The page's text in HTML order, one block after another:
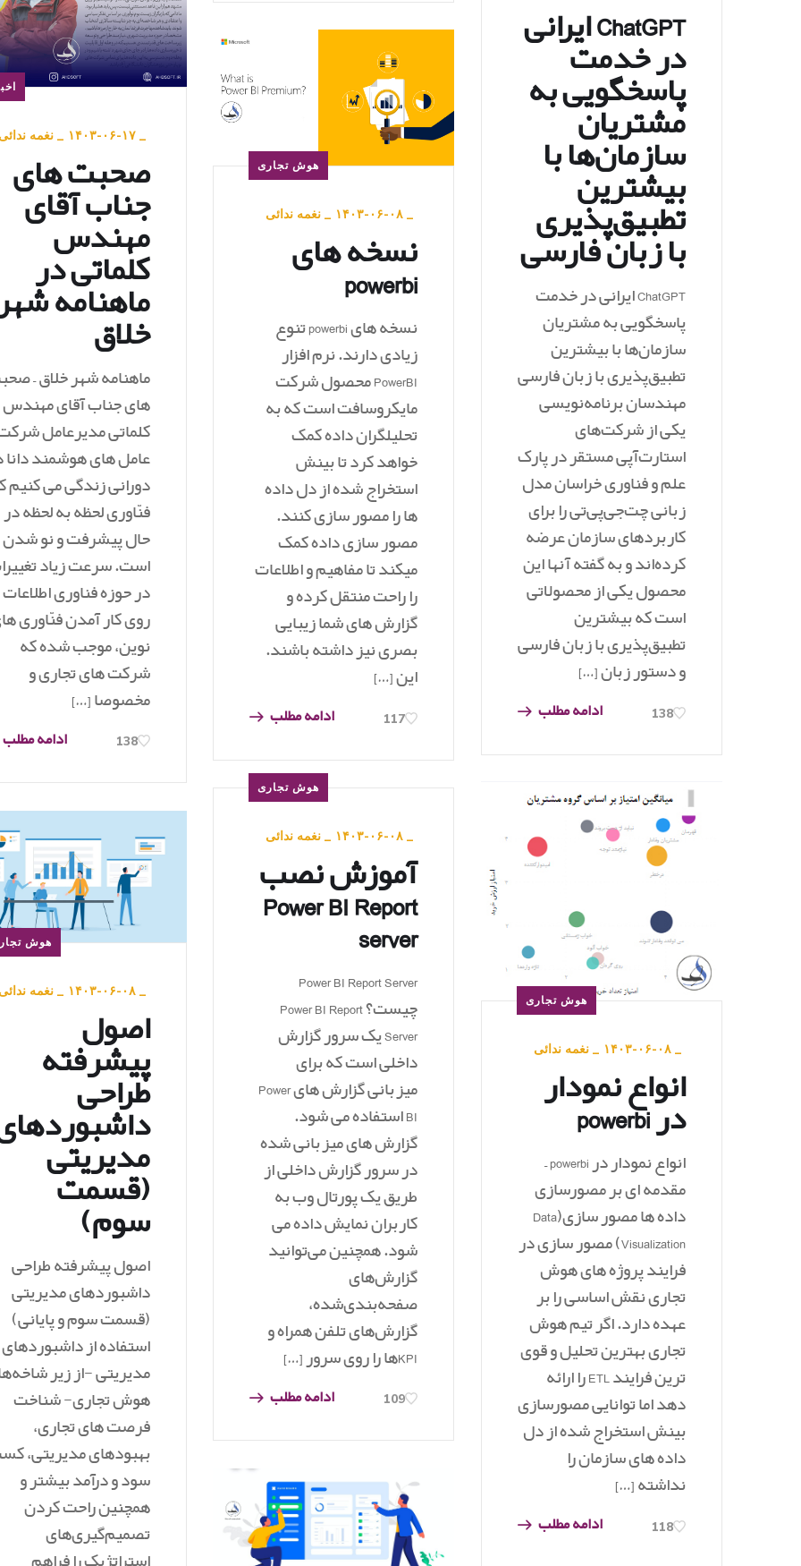
ChatGPT ایرانی
در خدمت
پاسخگویی به
مشتریان
سازمان‌ها با
بیشترین
تطبیق‌پذیری
با زبان فارسی
ChatGPT ایرانی در خدمت
پاسخگویی به مشتریان
سازمان‌ها با بیشترین
تطبیق‌پذیری با زبان فارسی
مهندسان برنامه‌نویسی
یکی از شرکت‌های
استارت‌آپی مستقر در پارک
علم و فناوری خراسان مدل
زبانی چت‌جی‌پی‌تی را برای
کاربردهای سازمان عرضه
کرده‌اند و به گفته آنها این
محصول یکی از محصولاتی
است که بیشترین
تطبیق‌پذیری با زبان فارسی
و دستور زبان […]
ادامه مطلب 138
_۱۴۰۳-۰۶-۱۷ _نغمه
صحبت های
جناب آقای
مهندس
کلماتی در
ماهنامه
خلاق
ماهنامه شهر خلاق –
های جناب آقای مهندس
کلماتی مدیرعامل
عامل های هوشمند دانا
دورانی زندگی می کنیم
فنّاوری لحظه به لحظه در
حال پیشرفت و نو شدن
است. سرعت زیاد
در حوزه فناوری
روی کار آمدن فنّاوری
نوین، موجب شده که
شرکت های تجاری و
مخصوصا […]
ادامه مطلب 138
هوش تجاری
_۱۴۰۳-۰۶-۰۸ _نغمه ندائی
نسخه های
powerbi
نسخه های powerbi تنوع
زیادی دارند. نرم افزار
PowerBI محصول شرکت
مایکروسافت است که به
تحلیلگران داده کمک
خواهد کرد تا بینش
استخراج شده از دل داده
ها را مصور سازی کنند.
مصور سازی داده کمک
میکند تا مفاهیم و اطلاعات
را راحت منتقل کرده و
گزارش های شما زیبایی
بصری نیز داشته باشند.
این […]
ادامه مطلب 117
هوش تجاری
_۱۴۰۳-۰۶-۰۸ _نغمه ندائی
انواع نمودار
در powerbi
انواع نمودار در powerbi –
مقدمه ای بر مصورسازی
داده ها مصور سازی(Data
Visualization) مصور سازی در
فرایند پروژه های هوش
تجاری نقش اساسی را بر
عهده دارد. اگر تیم هوش
تجاری بهترین تحلیل و قوی
ترین فرایند ETL را ارائه
دهد اما توانایی مصورسازی
بینش استخراج شده از دل
داده های سازمان را
نداشته […]
ادامه مطلب 118
هوش تجاری
_۱۴۰۳-۰۶-۰۸ _نغمه ندائی
آموزش نصب
Power BI Report
server
چیست؟ Power BI Report
Server یک سرور گزارش
داخلی است که برای
میزبانی گزارش های Power
BI استفاده می شود.
گزارش های میزبانی شده
در سرور گزارش داخلی از
طریق یک پورتال وب به
کاربران نمایش داده می
شود. همچنین می‌توانید
گزارش‌های
صفحه‌بندی‌شده،
گزارش‌های تلفن همراه و
KPIها را روی سرور […]
ادامه مطلب 109
هوش
_۱۴۰۳-۰۶-۰۸ _نغمه
اصول
پیشرفته
طراحی
مدیریتی
(قسمت
سوم)
اصول پیشرفته طراحی
داشبوردهای مدیریتی
(قسمت سوم و پایانی)
استفاده از داشبوردهای
مدیریتی -از زیر
هوش تجاری- شناخت
فرصت های تجاری،
بهبودهای مدیریتی،
سود و درآمد بیشتر و
همچنین راحت کردن
تصمیم‌گیری‌های